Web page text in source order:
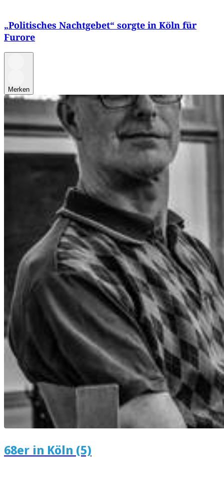
„Politisches Nachtgebet“ sorgte in Köln für
Furore
Merken
68er in Köln (5)